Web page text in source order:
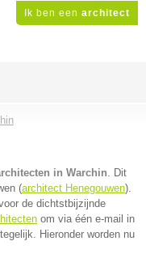
Ik ben een architect
in Warchin. Dit
(architect Henegouwen).
de dichtstbijzijnde
om via één e-mail in
Hieronder worden nu